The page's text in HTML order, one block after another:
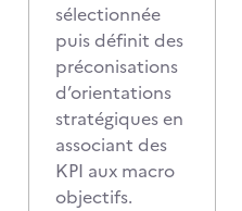
sélectionnée
puis définit des
préconisations
d’orientations
stratégiques en
associant des
KPI aux macro
objectifs.